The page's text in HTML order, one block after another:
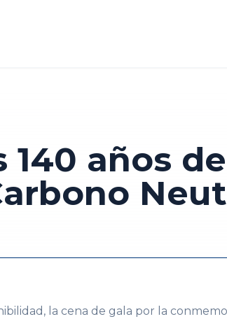
140 años
la cena de gala por la